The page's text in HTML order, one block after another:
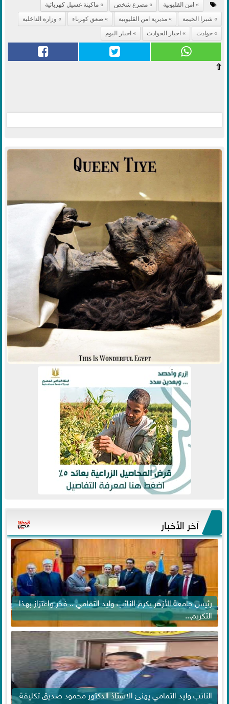
امن القليوبية مصرع شخص
ماكينة غسيل كهربائية
شبرا الخيمة
مديرية امن القليوبية صعق كهرباء
وزارة الداخلية
حوادث
اخبار الحوادث اخبار اليوم
⇧
آخر الأخبار
رئيس جامعة الأزهر يكرم النائب وليد التمامي .. فخر واعتزاز بهذا
التكريم...
النائب وليد التمامي يهنئ الاستاذ الدكتور محمود صديق تكليفة